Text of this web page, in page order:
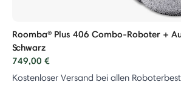
Roomba® Plus 406 Combo-Roboter +
Schwarz
749,00 €
Kostenloser Versand bei allen